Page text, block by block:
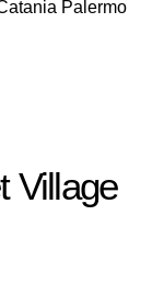
Palermo
Village